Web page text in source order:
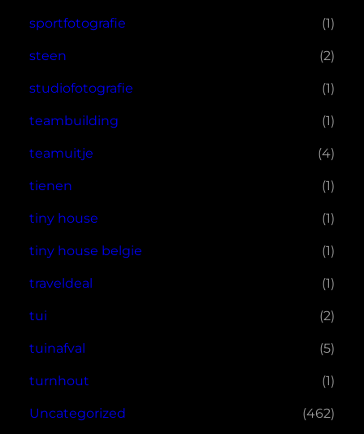
sportfotografie (1)
steen (2)
studiofotografie (1)
teambuilding (1)
teamuitje (4)
tienen (1)
tiny house (1)
tiny house belgie (1)
traveldeal (1)
tui (2)
tuinafval (5)
turnhout (1)
Uncategorized (462)